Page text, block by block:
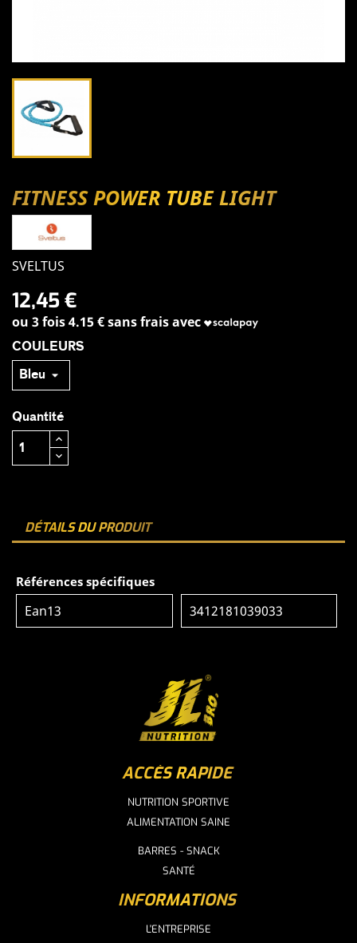
FITNESS POWER TUBE LIGHT
SVELTUS
12,45 €
ou 3 fois 4.15 € sans frais avec
COULEURS
Quantité
DÉTAILS DU PRODUIT
Références spécifiques
Ean13 3412181039033
ACCÈS RAPIDE
NUTRITION SPORTIVE
ALIMENTATION SAINE
BARRES - SNACK
SANTÉ
INFORMATIONS
L'ENTREPRISE